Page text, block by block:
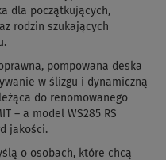
dla początkujących,
rodzin szukających
pompowana deska
w ślizgu i dynamiczną
do renomowanego
– a model WS285 RS
jakości.
o osobach, które chcą